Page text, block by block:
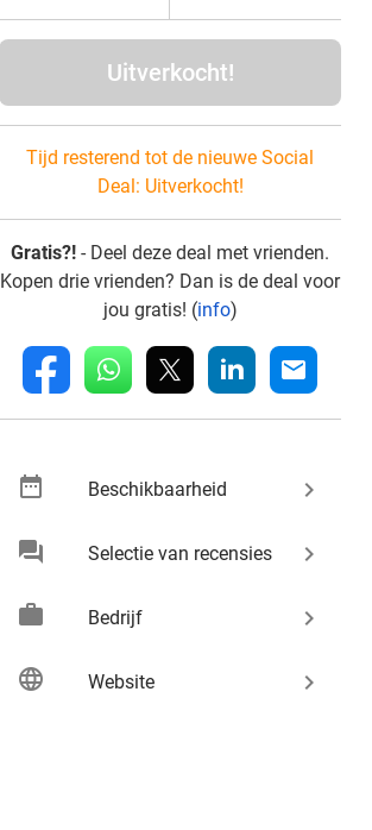
Uitverkocht!
Tijd resterend tot de nieuwe Social
Deal: Uitverkocht!
Gratis?! - Deel deze deal met vrienden.
Kopen drie vrienden? Dan is de deal voor
jou gratis! (info)
fb whatsapp linkedin mail
date_range Beschikbaarheid keyboard_arrow_right
chat Selectie van recensies keyboard_arrow_right
work Bedrijf keyboard_arrow_right
language Website keyboard_arrow_right